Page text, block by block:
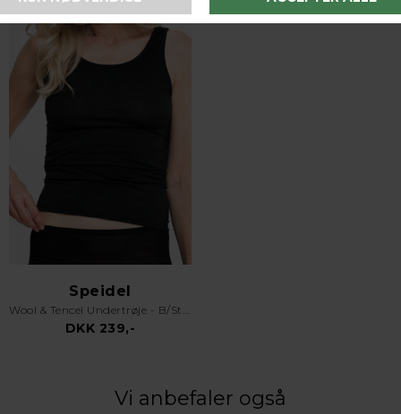
Speidel
Wool & Tencel Undertrøje - B/Strop - 50347 Sanja - Sort
DKK 239,-
Vi anbefaler også